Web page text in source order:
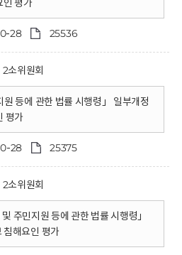
인 평가
28 25536
2소위원회
원 등에 관한 법률 시행령」 일부개정
평가
28 25375
2소위원회
주민지원 등에 관한 법률 시행령」
침해요인 평가